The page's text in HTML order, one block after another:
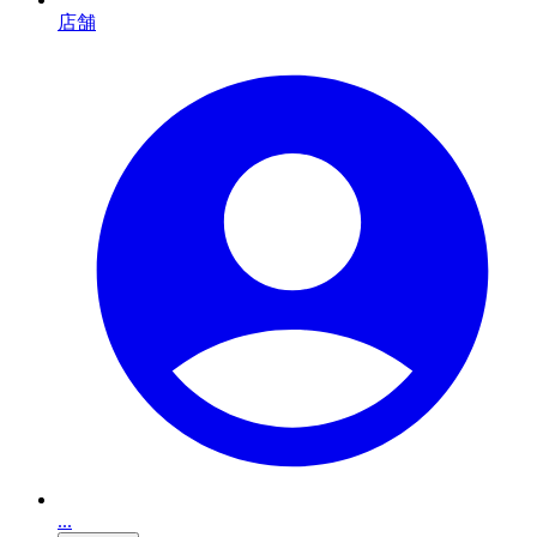
店舗
...